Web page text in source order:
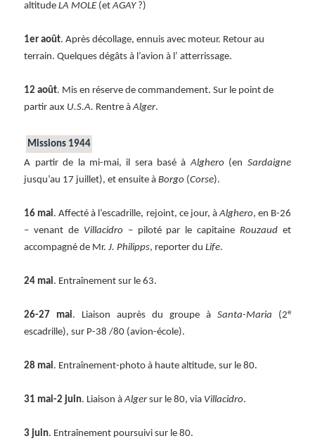
altitudeLA MOLE(etAGAY?)
1er août. Après décollage, ennuis avec moteur. Retour au
terrain. Quelques dégâts à l’avion à l’ atterrissage.
12 août. Mis en réserve de commandement. Sur le point de
partir aux U.S.A. Rentre àAlger.
Missions 1944
A partir de la mi-mai, il sera basé àAlghero(en Sardaigne
jusqu’au 17 juillet), et ensuite àBorgo (Corse).
16 mai. Affecté à l’escadrille, rejoint, ce jour, àAlghero, en B-26
– venant de Villacidro – piloté par le capitaine Rouzaudet
accompagné de Mr.J. Philipps, reporter duLife.
24 mai. Entraînement sur le 63.
26-27 mai. Liaison auprès du groupe à Santa-Maria (2e
escadrille), sur P-38 /80 (avion-école).
28 mai. Entraînement-photo à haute altitude, sur le 80.
31 mai-2 juin. Liaison àAlgersur le 80, via Villacidro.
3 juin. Entraînement poursuivi sur le 80.